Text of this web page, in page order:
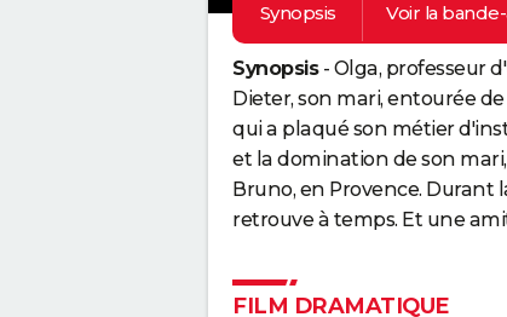
Synopsis Voir la
Synopsis- Olga, professeur
Dieter, son mari, entourée
qui a plaqué son métier
et la domination de son
Bruno, en Provence. Durant
retrouve à temps. Et une
FILM DRAMATIQUE